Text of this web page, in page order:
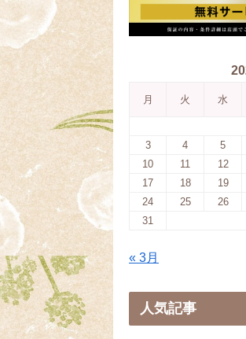
月 火 水
3
4 5
10
11 12
17
18 19
24
25 26
31
« 3月
人気記事